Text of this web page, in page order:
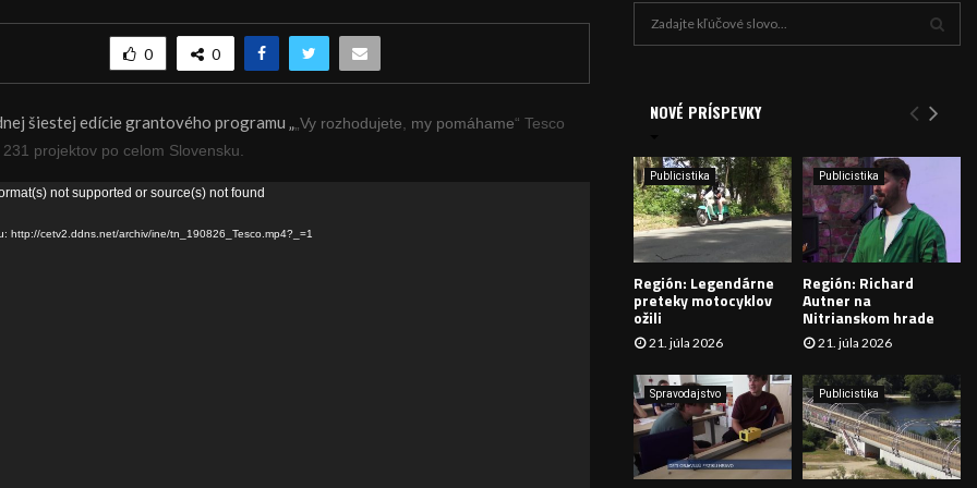
0 0
šiestej edície grantového programu „ Vy rozhodujete my pomáhame“ Tesco
projektov po celom Slovensku.
not supported or source(s) not found
http://cetv2.ddns.net/archiv/ine/tn_190826_Tesco.mp4?_=1
e
:
Y
H
A
Á
V
A
N
NOVÉ PRÍSPEVKY
Publicistika
Región: Legendárne
preteky motocyklov
ožili
21. júla 2026
Publicistika
Región: Richard
Autner na
Nitrianskom hrade
21. júla 2026
Spravodajstvo Publicistika